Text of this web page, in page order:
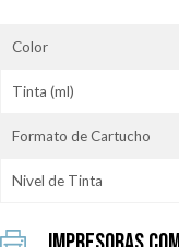
Color
Tinta (ml)
Formato de Cartucho
Nivel de Tinta